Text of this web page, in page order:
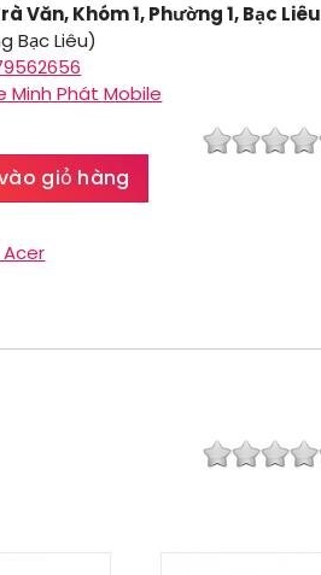
Văn, Khóm 1, Phường 1, Bạc Liêu
Bạc Liêu)
Minh Phát Mobile
giỏ hàng
Acer